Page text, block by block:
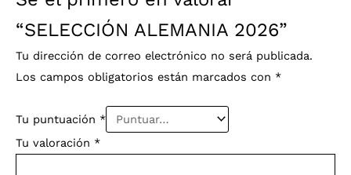
“SELECCIÓN ALEMANIA 2026”
Tu dirección de correo electrónico no será publicada.
Los campos obligatorios están marcados con *
Tu puntuación *
Tu valoración *